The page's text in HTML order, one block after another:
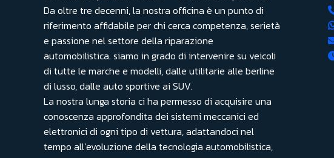
Da oltre tre decenni, la nostra officina è un punto di
riferimento affidabile per chi cerca competenza, serietà
e passione nel settore della riparazione
automobilistica. siamo in grado di intervenire su veicoli
di tutte le marche e modelli, dalle utilitarie alle berline
di lusso, dalle auto sportive ai SUV.
La nostra lunga storia ci ha permesso di acquisire una
conoscenza approfondita dei sistemi meccanici ed
elettronici di ogni tipo di vettura, adattandoci nel
tempo all’evoluzione della tecnologia automobilistica,